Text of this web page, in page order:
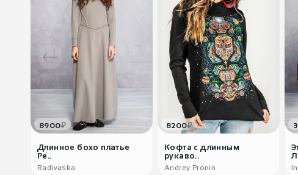
8900₽
Длинное бохо платье
Ре..
Radivaska
8200₽
Кофта с длинным
рукаво..
Andrey Pronin